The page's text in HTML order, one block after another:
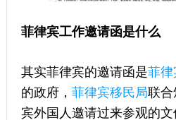
菲律宾工作邀请函是什么
其实菲律宾的邀请函是菲律
的政府， 菲律宾移民局联合
宾外国人邀请过来参观的